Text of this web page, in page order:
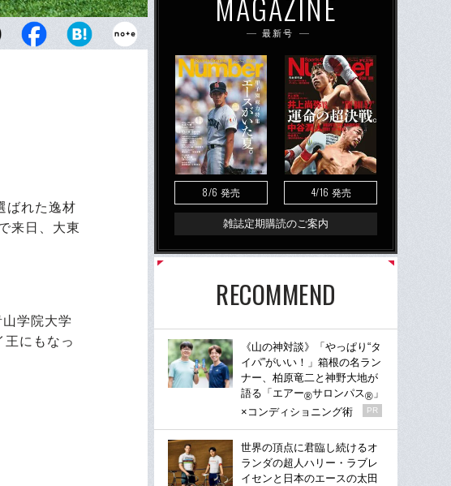
たホセア・サウマキ。サンウ
ばれた逸材
来日、大東
学院大学
にもなっ
最新号
8/6 発売 4/16 発売
雑誌定期購読のご案内
RECOMMEND
《山の神対談》「やっぱり“タ
イパ”がいい！」箱根の名ラン
ナー、柏原竜二と神野大地が
語る「エアー®サロンパス® 」
×コンディショニング術
PR
世界の頂点に君臨し続けるオ
ランダの超人ハリー・ラブレ
イセンと日本のエースの太田